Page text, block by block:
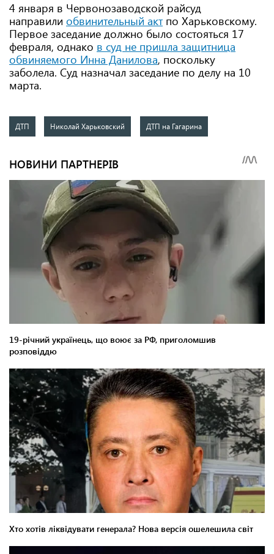
4 января в Червонозаводской райсуд
направили обвинительный актпо Харьковскому.
Первое заседание должно было состояться 17
февраля, однако в суд не пришла защитница
обвиняемого Инна Данилова, поскольку
заболела. Суд назначал заседание по делу на 10
марта.
ДТП Николай Харьковский ДТП на Гагарина